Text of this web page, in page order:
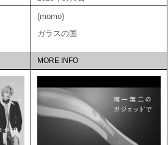
(momo)
ガラスの国
MORE INFO